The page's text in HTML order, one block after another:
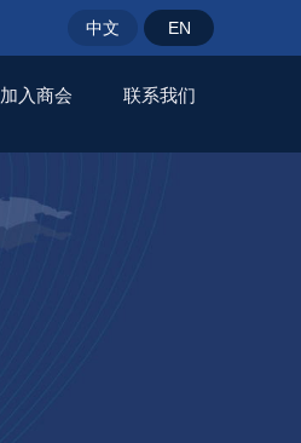
中文 EN
加入商会 联系我们